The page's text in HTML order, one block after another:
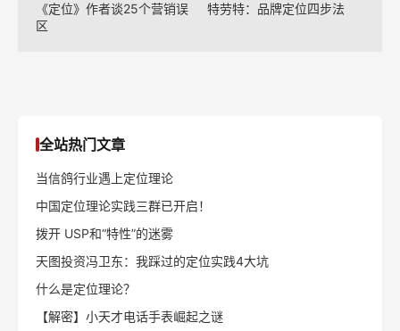
《定位》作者谈25个营销误
区
特劳特：品牌定位四步法
全站热门文章
当信鸽行业遇上定位理论
中国定位理论实践三群已开启！
拨开 USP和“特性”的迷雾
天图投资冯卫东：我踩过的定位实践4大坑
什么是定位理论？
【解密】小天才电话手表崛起之谜